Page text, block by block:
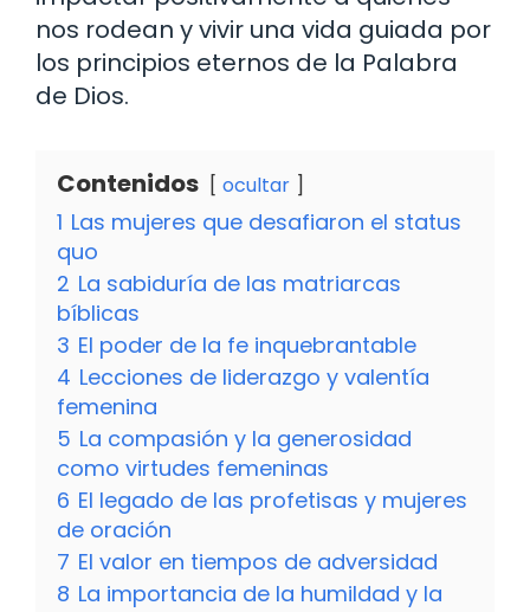
nos rodean y vivir una vida guiada por
los principios eternos de la Palabra
de Dios.
Contenidos ocultar
1 Las mujeres que desafiaron el status
quo
2 La sabiduría de las matriarcas
bíblicas
3 El poder de la fe inquebrantable
4 Lecciones de liderazgo y valentía
femenina
5 La compasión y la generosidad
como virtudes femeninas
6 El legado de las profetisas y mujeres
de oración
7 El valor en tiempos de adversidad
8 La importancia de la humildad y la